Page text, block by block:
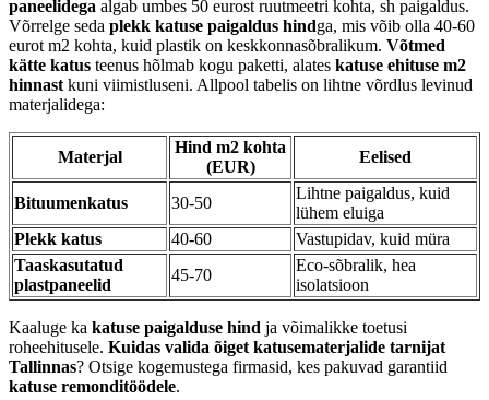
paneelidega algab umbes 50 eurost ruutmeetri kohta, sh paigaldus.
Võrrelge seda plekk katuse paigaldus hindga, mis võib olla 40-60
eurot m2 kohta, kuid plastik on keskkonnasõbralikum. Võtmed
kätte katus teenus hõlmab kogu paketti, alates katuse ehituse m2
hinnast kuni viimistluseni. Allpool tabelis on lihtne võrdlus levinud
materjalidega:
Materjal
Hind m2 kohta
(EUR)
Eelised
Bituumenkatus 30-50
Lihtne paigaldus, kuid
lühem eluiga
Plekk katus
40-60
Vastupidav, kuid müra
Taaskasutatud
plastpaneelid
45-70
Eco-sõbralik, hea
isolatsioon
Kaaluge ka katuse paigalduse hind ja võimalikke toetusi
roheehitusele. Kuidas valida õiget katusematerjalide tarnijat
Tallinnas? Otsige kogemustega firmasid, kes pakuvad garantiid
katuse remonditöödele.